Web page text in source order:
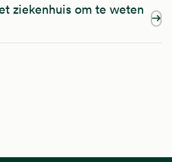
ziekenhuis om te weten